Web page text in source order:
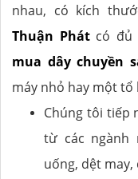
nhau, có kích
Thuận Phátcó đủ
mua dây chuyền
máy nhỏ hay một tổ
Chúng tôi tiếp
từ các ngành
uống, dệt may,